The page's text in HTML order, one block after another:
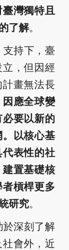
灣獨特且
了解。
持下，臺
，但因經
畫無法長
因應全球變
要以新的
以核心基
表性的社
置基礎核
槓桿更多
研究。
深刻了解
會外，近